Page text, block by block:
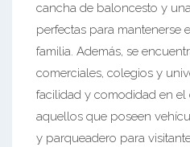
cancha de baloncesto y
perfectas para mantenerse
familia. Además, se
comerciales, colegios y
facilidad y comodidad en el
aquellos que poseen
y parqueadero para